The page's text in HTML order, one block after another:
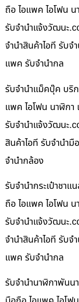
ถือ ไอแพค ไอโฟน
รับจํานําแจ้งวัฒนะ
จำนำสินค้าไอที รับจ
แพค รับจำนำกล
รับจำนำแม็คบุ๊ค บริ
แพค ไอโฟน นาฬิกา
รับจํานําแจ้งวัฒนะ
สินค้าไอที รับจำนำ
จำนำกล้อง
รับจำนำกระเป๋าชา
ถือ ไอแพค ไอโฟน
รับจํานําแจ้งวัฒนะ
จำนำสินค้าไอที รับจ
แพค รับจำนำกล
รับจำนำนาฬิกาพันน